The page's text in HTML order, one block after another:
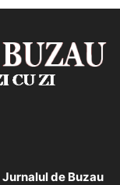
Jurnalul de Buzau